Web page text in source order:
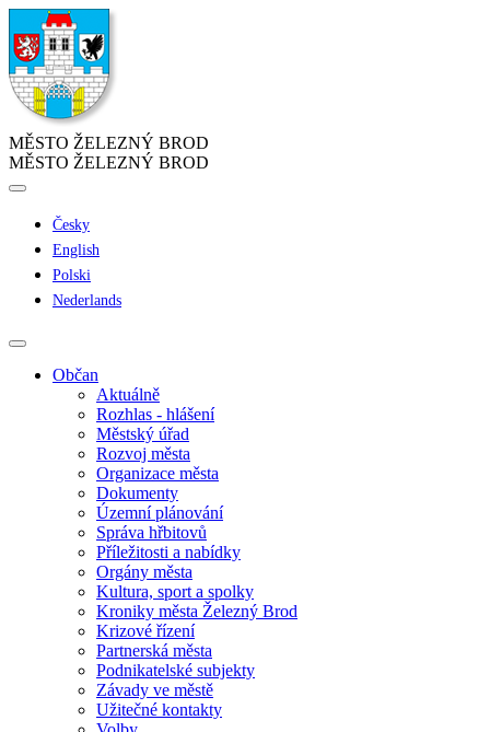
MĚSTO ŽELEZNÝ BROD
MĚSTO ŽELEZNÝ BROD
Česky
English
Polski
Nederlands
Občan
Aktuálně
Rozhlas - hlášení
Městský úřad
Rozvoj města
Organizace města
Dokumenty
Územní plánování
Správa hřbitovů
Příležitosti a nabídky
Orgány města
Kultura, sport a spolky
Kroniky města Železný Brod
Krizové řízení
Partnerská města
Podnikatelské subjekty
Závady ve městě
Užitečné kontakty